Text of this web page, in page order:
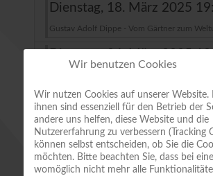
Dienstag, 18. März 2025
Gustav Adolf Dippe - Vom Gärtner zum
Untersuchungen am Galgenberg in
Dienstag, 18. Februar 2025
Rampenlicht Spezial - Entführung aus dem
Dienstag, 04. Februar 2025
Wir benutzen Cookies
Wir nutzen Cookies auf unserer Website.
ihnen sind essenziell für den Betrieb der
andere uns helfen, diese Website und die
Nutzererfahrung zu verbessern (Tracking
können selbst entscheiden, ob Sie die
möchten. Bitte beachten Sie, dass bei
womöglich nicht mehr alle